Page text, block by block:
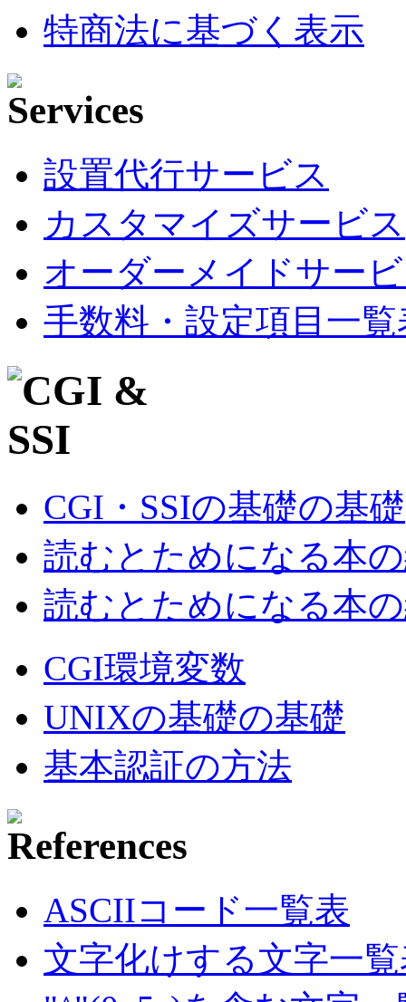
特商法に基づく表示
設置代行サービス
カスタマイズサービス
オーダーメイドサー
手数料・設定項目一覧
CGI・SSIの基礎の基礎
読むとためになる本
読むとためになる本
CGI環境変数
UNIXの基礎の基礎
基本認証の方法
ASCIIコード一覧表
文字化けする文字一